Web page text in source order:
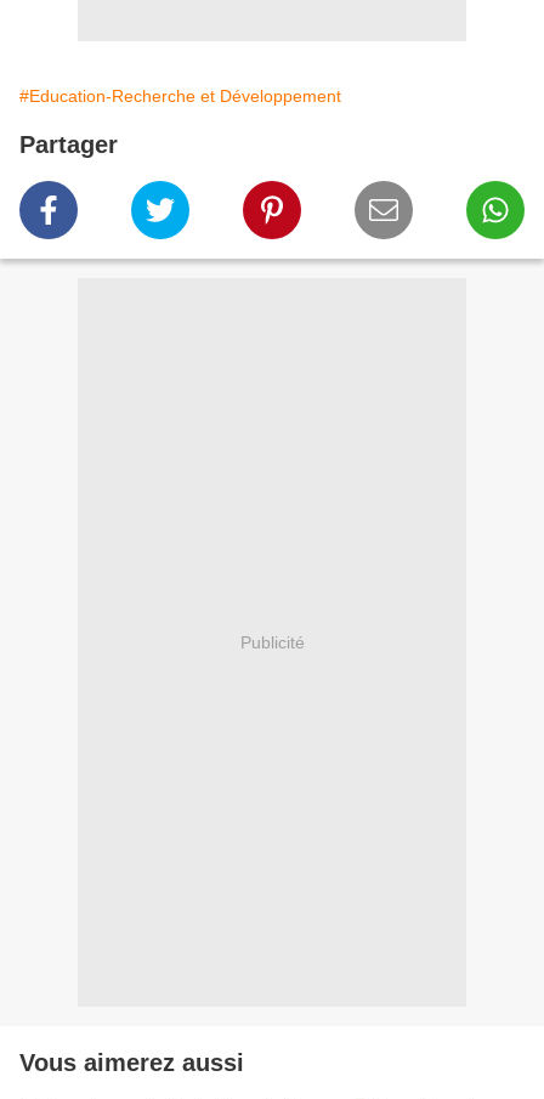
#Education-Recherche et Développement
Partager
Publicité
Vous aimerez aussi